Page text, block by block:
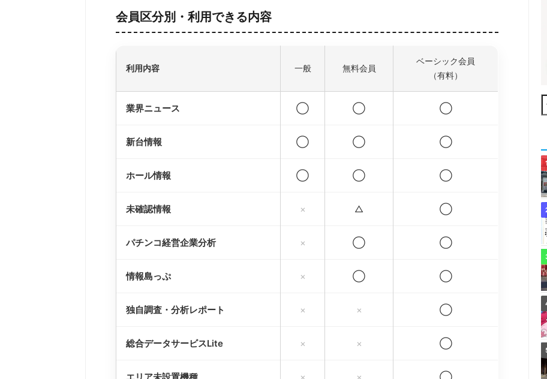
会員区分別・利用できる内容
利用内容 一般 無料会員
ベーシック会員
（有料）
業界ニュース ◯ ◯ ◯
新台情報 ◯ ◯ ◯
ホール情報 ◯ ◯ ◯
未確認情報 × △ ◯
パチンコ経営企業分析 × ◯ ◯
情報島っぷ × ◯ ◯
独自調査・分析レポート × × ◯
総合データサービスLite × × ◯